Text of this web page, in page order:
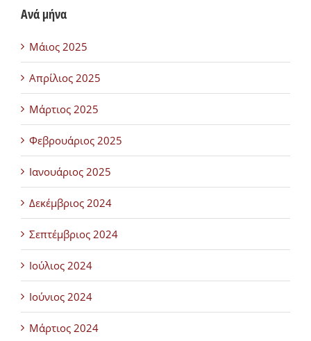
Ανά μήνα
Μάιος 2025
Απρίλιος 2025
Μάρτιος 2025
Φεβρουάριος 2025
Ιανουάριος 2025
Δεκέμβριος 2024
Σεπτέμβριος 2024
Ιούλιος 2024
Ιούνιος 2024
Μάρτιος 2024